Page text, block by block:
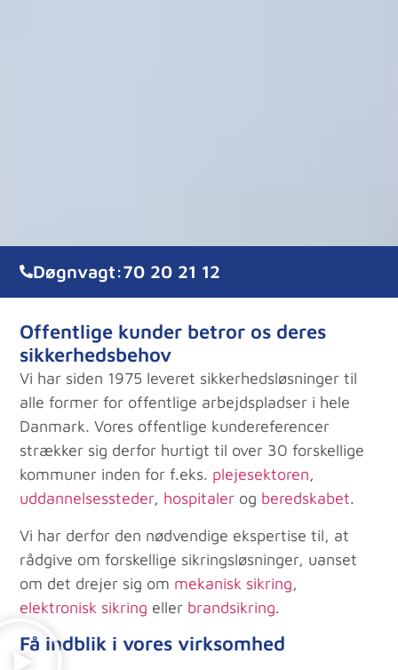
Døgnvagt:70 20 21 12
Offentlige kunder betror os deres
sikkerhedsbehov
Vi har siden 1975 leveret sikkerhedsløsninger til
alle former for offentlige arbejdspladser i hele
Danmark. Vores offentlige kundereferencer
strækker sig derfor hurtigt til over 30 forskellige
kommuner inden for f.eks. plejesektoren,
uddannelsessteder, hospitaler og beredskabet.
Vi har derfor den nødvendige ekspertise til, at
rådgive om forskellige sikringsløsninger, uanset
om det drejer sig om mekanisk sikring,
elektronisk sikring eller brandsikring.
Få indblik i vores virksomhed